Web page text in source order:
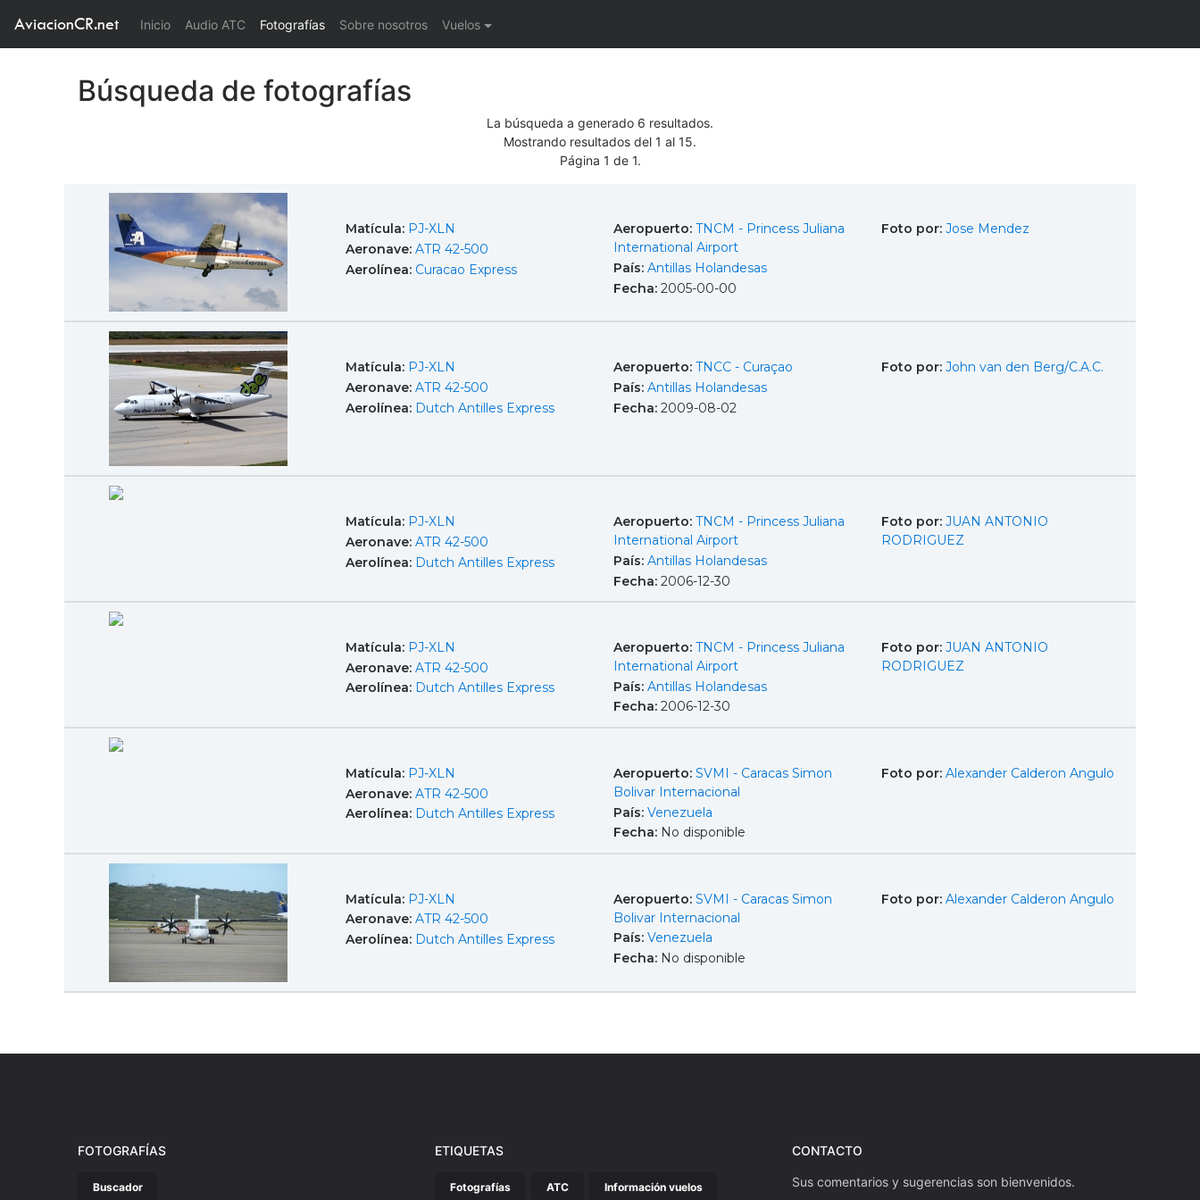
AviacionCR.net Inicio(current)
Audio ATC Fotografías Sobre nosotros Vuelos
Búsqueda de fotografías
La búsqueda a generado 6 resultados.
Mostrando resultados del 1 al 15.
Página 1 de 1.
Matícula: PJ-XLN
Aeronave: ATR 42-500
Aerolínea: Curacao Express
Aeropuerto: TNCM - Princess Juliana
International Airport
País: Antillas Holandesas
Fecha: 2005-00-00
Foto por: Jose Mendez
Matícula: PJ-XLN
Aeronave: ATR 42-500
Aerolínea: Dutch Antilles Express
Aeropuerto: TNCC - Curaçao
País: Antillas Holandesas
Fecha: 2009-08-02
Foto por: John van den Berg/C.A.C.
Matícula: PJ-XLN
Aeronave: ATR 42-500
Aerolínea: Dutch Antilles Express
Aeropuerto: TNCM - Princess Juliana
International Airport
País: Antillas Holandesas
Fecha: 2006-12-30
Foto por: JUAN ANTONIO
RODRIGUEZ
Matícula: PJ-XLN
Aeronave: ATR 42-500
Aerolínea: Dutch Antilles Express
Aeropuerto: TNCM - Princess Juliana
International Airport
País: Antillas Holandesas
Fecha: 2006-12-30
Foto por: JUAN ANTONIO
RODRIGUEZ
Matícula: PJ-XLN
Aeronave: ATR 42-500
Aerolínea: Dutch Antilles Express
Aeropuerto: SVMI - Caracas Simon
Bolivar Internacional
País: Venezuela
Fecha: No disponible
Foto por: Alexander Calderon Angulo
Matícula: PJ-XLN
Aeronave: ATR 42-500
Aerolínea: Dutch Antilles Express
Aeropuerto: SVMI - Caracas Simon
Bolivar Internacional
País: Venezuela
Fecha: No disponible
Foto por: Alexander Calderon Angulo
FOTOGRAFÍAS
Buscador
ETIQUETAS
Fotografías ATC Información vuelos
CONTACTO
Sus comentarios y sugerencias son bienvenidos.